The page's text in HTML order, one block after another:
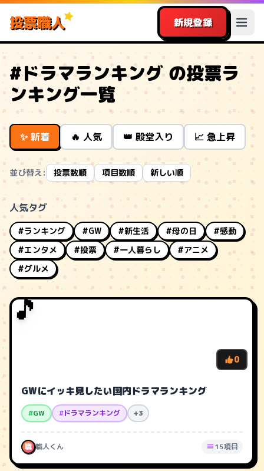
投票職人 新規登録
#ドラマランキング の投票ラ
ンキング一覧
✨ 新着 🔥 人気 👑 殿堂入り 📈 急上昇
並び替え: 投票数順 項目数順 新しい順
人気タグ
#ランキング #GW #新生活 #母の日
#感動
#エンタメ
#投票 #一人暮らし
#アニメ
#グルメ
🎵
0
GWにイッキ見したい国内ドラマランキング
#GW #ドラマランキング +3
職 職人くん 15項目